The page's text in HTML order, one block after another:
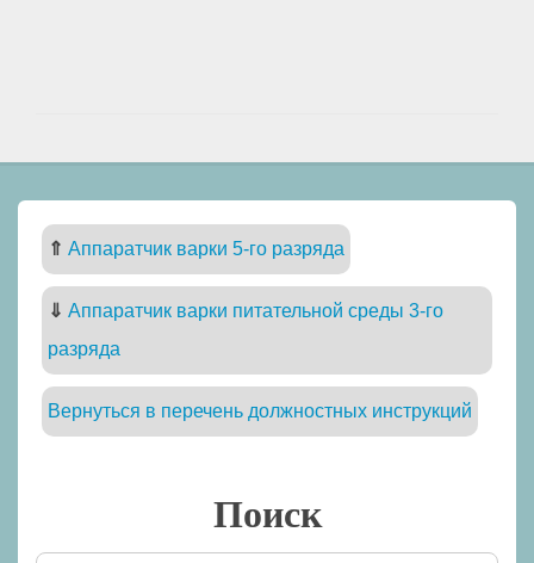
⇑ Аппаратчик варки 5-го разряда
⇓ Аппаратчик варки питательной среды 3-го
разряда
Вернуться в перечень должностных инструкций
Поиск